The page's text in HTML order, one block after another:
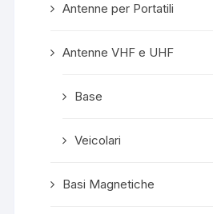
Antenne per Portatili
Antenne VHF e UHF
Base
Veicolari
Basi Magnetiche